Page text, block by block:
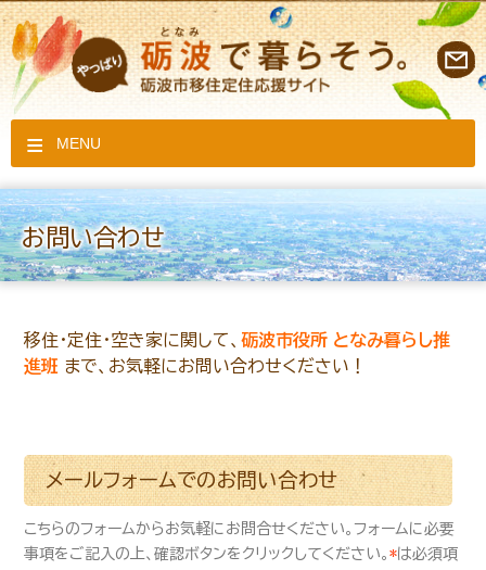
MENU
お問い合わせ
移住・定住・空き家に関して、砺波市役所 となみ暮らし推
進班 まで、お気軽にお問い合わせください！
メールフォームでのお問い合わせ
こちらのフォームからお気軽にお問合せください。フォームに必要
事項をご記入の上、確認ボタンをクリックしてください。*は必須項